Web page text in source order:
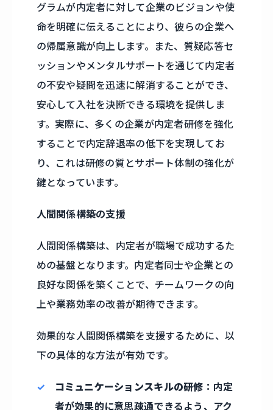
グラムが内定者に対して企業のビジョンや使
命を明確に伝えることにより、彼らの企業へ
の帰属意識が向上します。また、質疑応答セ
ッションやメンタルサポートを通じて内定者
の不安や疑問を迅速に解消することができ、
安心して入社を決断できる環境を提供しま
す。実際に、多くの企業が内定者研修を強化
することで内定辞退率の低下を実現してお
り、これは研修の質とサポート体制の強化が
鍵となっています。
人間関係構築の支援
人間関係構築は、内定者が職場で成功するた
めの基盤となります。内定者同士や企業との
良好な関係を築くことで、チームワークの向
上や業務効率の改善が期待できます。
効果的な人間関係構築を支援するために、以
下の具体的な方法が有効です。
コミュニケーションスキルの研修 ：内定
者が効果的に意思疎通できるよう、アク